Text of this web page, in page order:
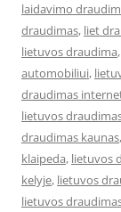
laidavimo
draudimas, liet
lietuvos draudima,
automobiliui,
draudimas
lietuvos
draudimas kaunas,
klaipeda, lietuvos
kelyje, lietuvos
lietuvos